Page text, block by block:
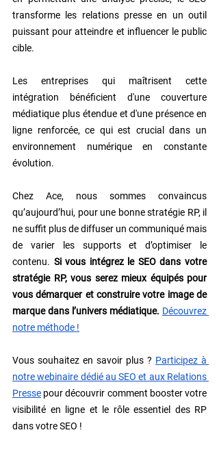
transforme les relations presse en un outil
puissant pour atteindre et influencer le public
cible.
Les entreprises qui maîtrisent cette
intégration bénéficient d'une couverture
médiatique plus étendue et d'une présence en
ligne renforcée, ce qui est crucial dans un
environnement numérique en constante
évolution.
Chez Ace, nous sommes convaincus
qu’aujourd’hui, pour une bonne stratégie RP, il
ne suffit plus de diffuser un communiqué mais
de varier les supports et d’optimiser le
contenu. Si vous intégrez le SEO dans votre
stratégie RP, vous serez mieux équipés pour
vous démarquer et construire votre image de
marque dans l’univers médiatique. Découvrez
notre méthode !
Vous souhaitez en savoir plus ? Participez à
notre webinaire dédié au SEO et aux Relations
Presse pour découvrir comment booster votre
visibilité en ligne et le rôle essentiel des RP
dans votre SEO !